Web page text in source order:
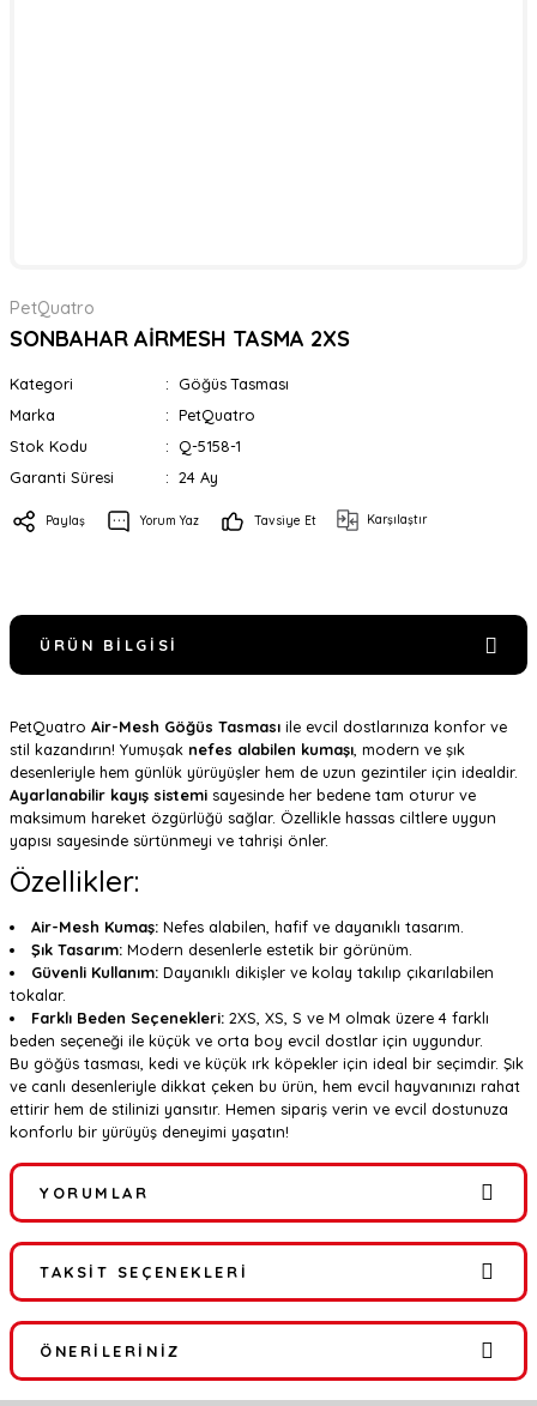
PetQuatro
SONBAHAR AİRMESH TASMA 2XS
Kategori
Göğüs Tasması
Marka
PetQuatro
Stok Kodu
Q-5158-1
Garanti Süresi
24 Ay
Paylaş Yorum Yaz Tavsiye Et Karşılaştır
ÜRÜN BILGISI
PetQuatro Air-Mesh Göğüs Tasması ile evcil dostlarınıza konfor ve
stil kazandırın! Yumuşak nefes alabilen kumaşı , modern ve şık
desenleriyle hem günlük yürüyüşler hem de uzun gezintiler için idealdir.
Ayarlanabilir kayış sistemi sayesinde her bedene tam oturur ve
maksimum hareket özgürlüğü sağlar. Özellikle hassas ciltlere uygun
yapısı sayesinde sürtünmeyi ve tahrişi önler.
Özellikler:
Air-Mesh Kumaş:Nefes alabilen, hafif ve dayanıklı tasarım.
Şık Tasarım:Modern desenlerle estetik bir görünüm.
Güvenli Kullanım:Dayanıklı dikişler ve kolay takılıp çıkarılabilen
tokalar.
Farklı Beden Seçenekleri:2XS, XS, S ve M olmak üzere 4 farklı
beden seçeneği ile küçük ve orta boy evcil dostlar için uygundur.
Bu göğüs tasması, kedi ve küçük ırk köpekler için ideal bir seçimdir. Şık
ve canlı desenleriyle dikkat çeken bu ürün, hem evcil hayvanınızı rahat
ettirir hem de stilinizi yansıtır. Hemen sipariş verin ve evcil dostunuza
konforlu bir yürüyüş deneyimi yaşatın!
YORUMLAR
Bu ürüne ilk yorumu siz yapın!
TAKSIT SEÇENEKLERI
ÖNERILERINIZ